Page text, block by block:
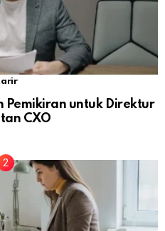
Pemikiran untuk Direktur
CXO